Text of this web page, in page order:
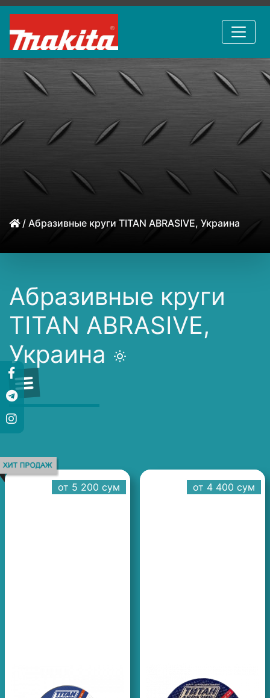
/ Абразивные круги TITAN ABRASIVE, Украина
Абразивные круги
TITAN ABRASIVE,
Украина
от 5 200 cум от 4 400 cум